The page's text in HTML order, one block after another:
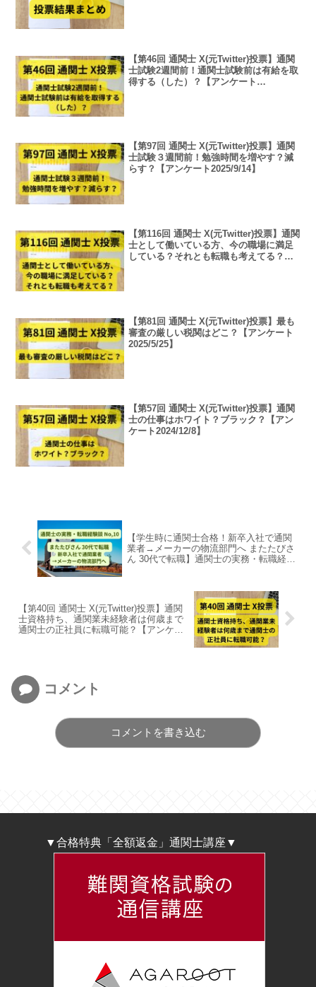
【第46回 通関士 X(元Twitter)投票】通関
士試験2週間前！通関士試験前は有給を取
得する（した）？【アンケート
【第97回 通関士 X(元Twitter)投票】通関
士試験３週間前！勉強時間を増やす？減
らす？【アンケート2025/9/14】
【第116回 通関士 X(元Twitter)投票】通関
士として働いている方、今の職場に満足
している？それとも転職も考えてる？
【第81回 通関士 X(元Twitter)投票】最も
審査の厳しい税関はどこ？【アンケート
2025/5/25】
【第57回 通関士 X(元Twitter)投票】通関
士の仕事はホワイト？ブラック？【アン
ケート2024/12/8】
【学生時に通関士合格！新卒入社で通関
業者→メーカーの物流部門へ またたびさ
ん 30代で転職】通関士の実務・転職経験
【第40回 通関士 X(元Twitter)投票】通関
士資格持ち、通関業未経験者は何歳まで
通関士の正社員に転職可能？【アンケー
コメント
コメントを書き込む
▼合格特典「全額返金」通関士講座▼